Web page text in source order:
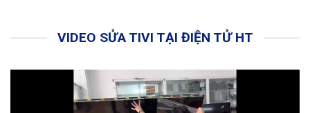
VIDEO SỬA TIVI TẠI ĐIỆN TỬ HT